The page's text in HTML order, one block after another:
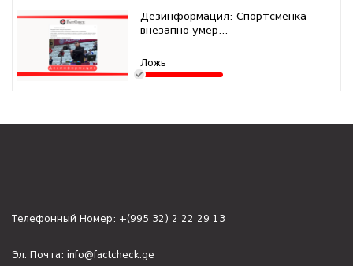
Дезинформация: Спортсменка
внезапно умер...
Ложь
Телефонный Номер: +(995 32) 2 22 29 13
Эл. Почта: info@factcheck.ge